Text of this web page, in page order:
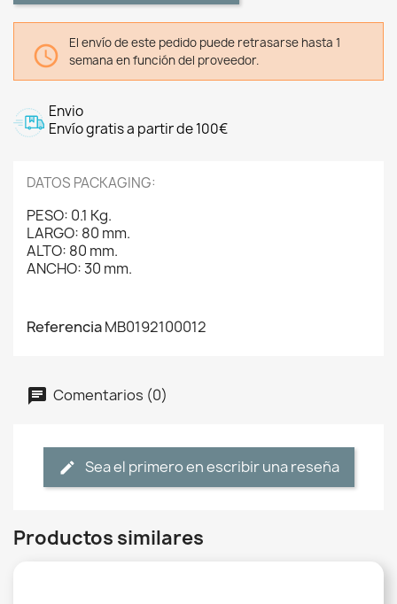

El envío de este pedido puede retrasarse hasta 1
semana en función del proveedor.
Envio
Envío gratis a partir de 100€
DATOS PACKAGING:
PESO: 0.1 Kg.
LARGO: 80 mm.
ALTO: 80 mm.
ANCHO: 30 mm.
ReferenciaMB0192100012
Comentarios (0)
Sea el primero en escribir una reseña
Productos similares